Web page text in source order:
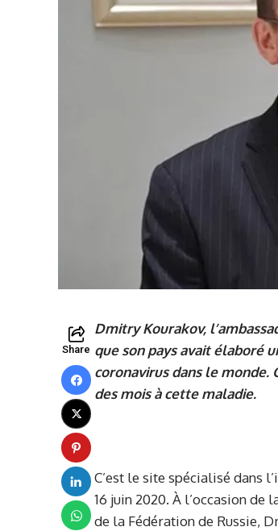
Share
Dmitry Kourakov,
que son pays avait élaboré
coronavirus dans le monde.
des mois à cette maladie.
C’est le site spécialisé dans
16 juin 2020. À l’occasion
de la Fédération de Russie,